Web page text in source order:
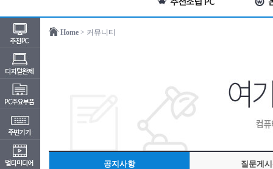
Home > 커뮤니티
공지사항 질문게